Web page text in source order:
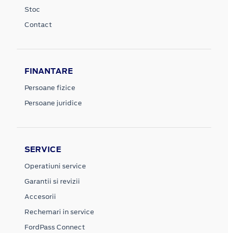
Stoc
Contact
FINANTARE
Persoane fizice
Persoane juridice
SERVICE
Operatiuni service
Garantii si revizii
Accesorii
Rechemari in service
FordPass Connect